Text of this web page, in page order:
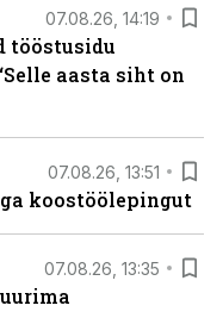
07.08.26, 14:19
tööstusidu
aasta siht on
07.08.26, 13:51
koostöölepingut
07.08.26, 13:35